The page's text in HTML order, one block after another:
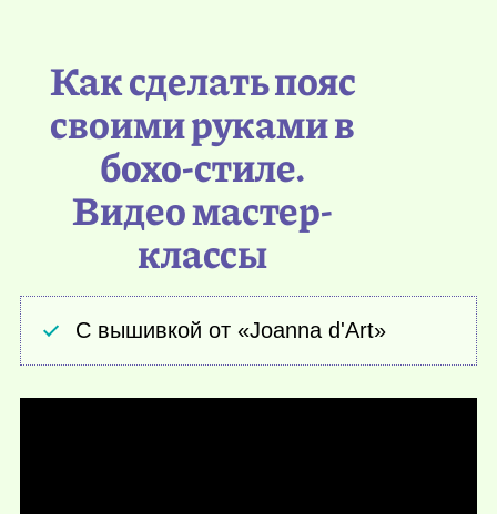
Как сделать пояс
своими руками в
бохо-стиле.
Видео мастер-
классы
С вышивкой от «Joanna d'Art»